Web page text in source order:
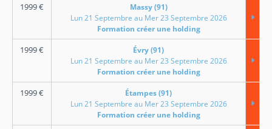
1999€
Massy (91)
Lun 21 Septembre au Mer 23 Septembre 2026
Formation créer une holding
1999€
Évry (91)
Lun 21 Septembre au Mer 23 Septembre 2026
Formation créer une holding
1999€
Étampes (91)
Lun 21 Septembre au Mer 23 Septembre 2026
Formation créer une holding